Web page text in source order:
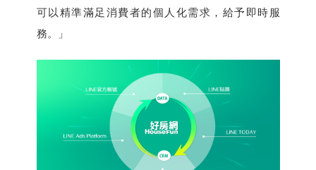
可以精準滿足消費者的個人化需求，給予即時服
務。」